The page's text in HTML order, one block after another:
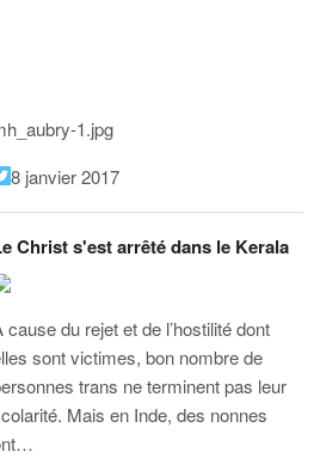
1.jpg
8 janvier 2017
Christ s'est arrêté dans le Kerala
cause du rejet et de l’hostilité dont
sont victimes, bon nombre de
trans ne terminent pas leur
Mais en Inde, des nonnes